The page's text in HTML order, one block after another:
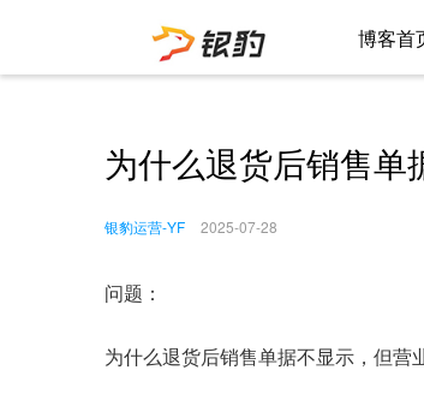
博客首
为什么退货后销售单
银豹运营-YF 2025-07-28
问题：
为什么退货后销售单据不显示，但营